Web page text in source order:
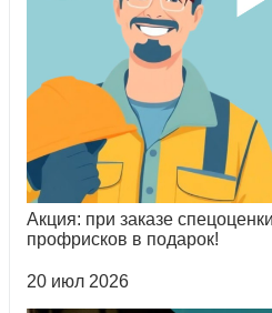
Акция: при заказе
профрисков в подарок!
20 июл 2026